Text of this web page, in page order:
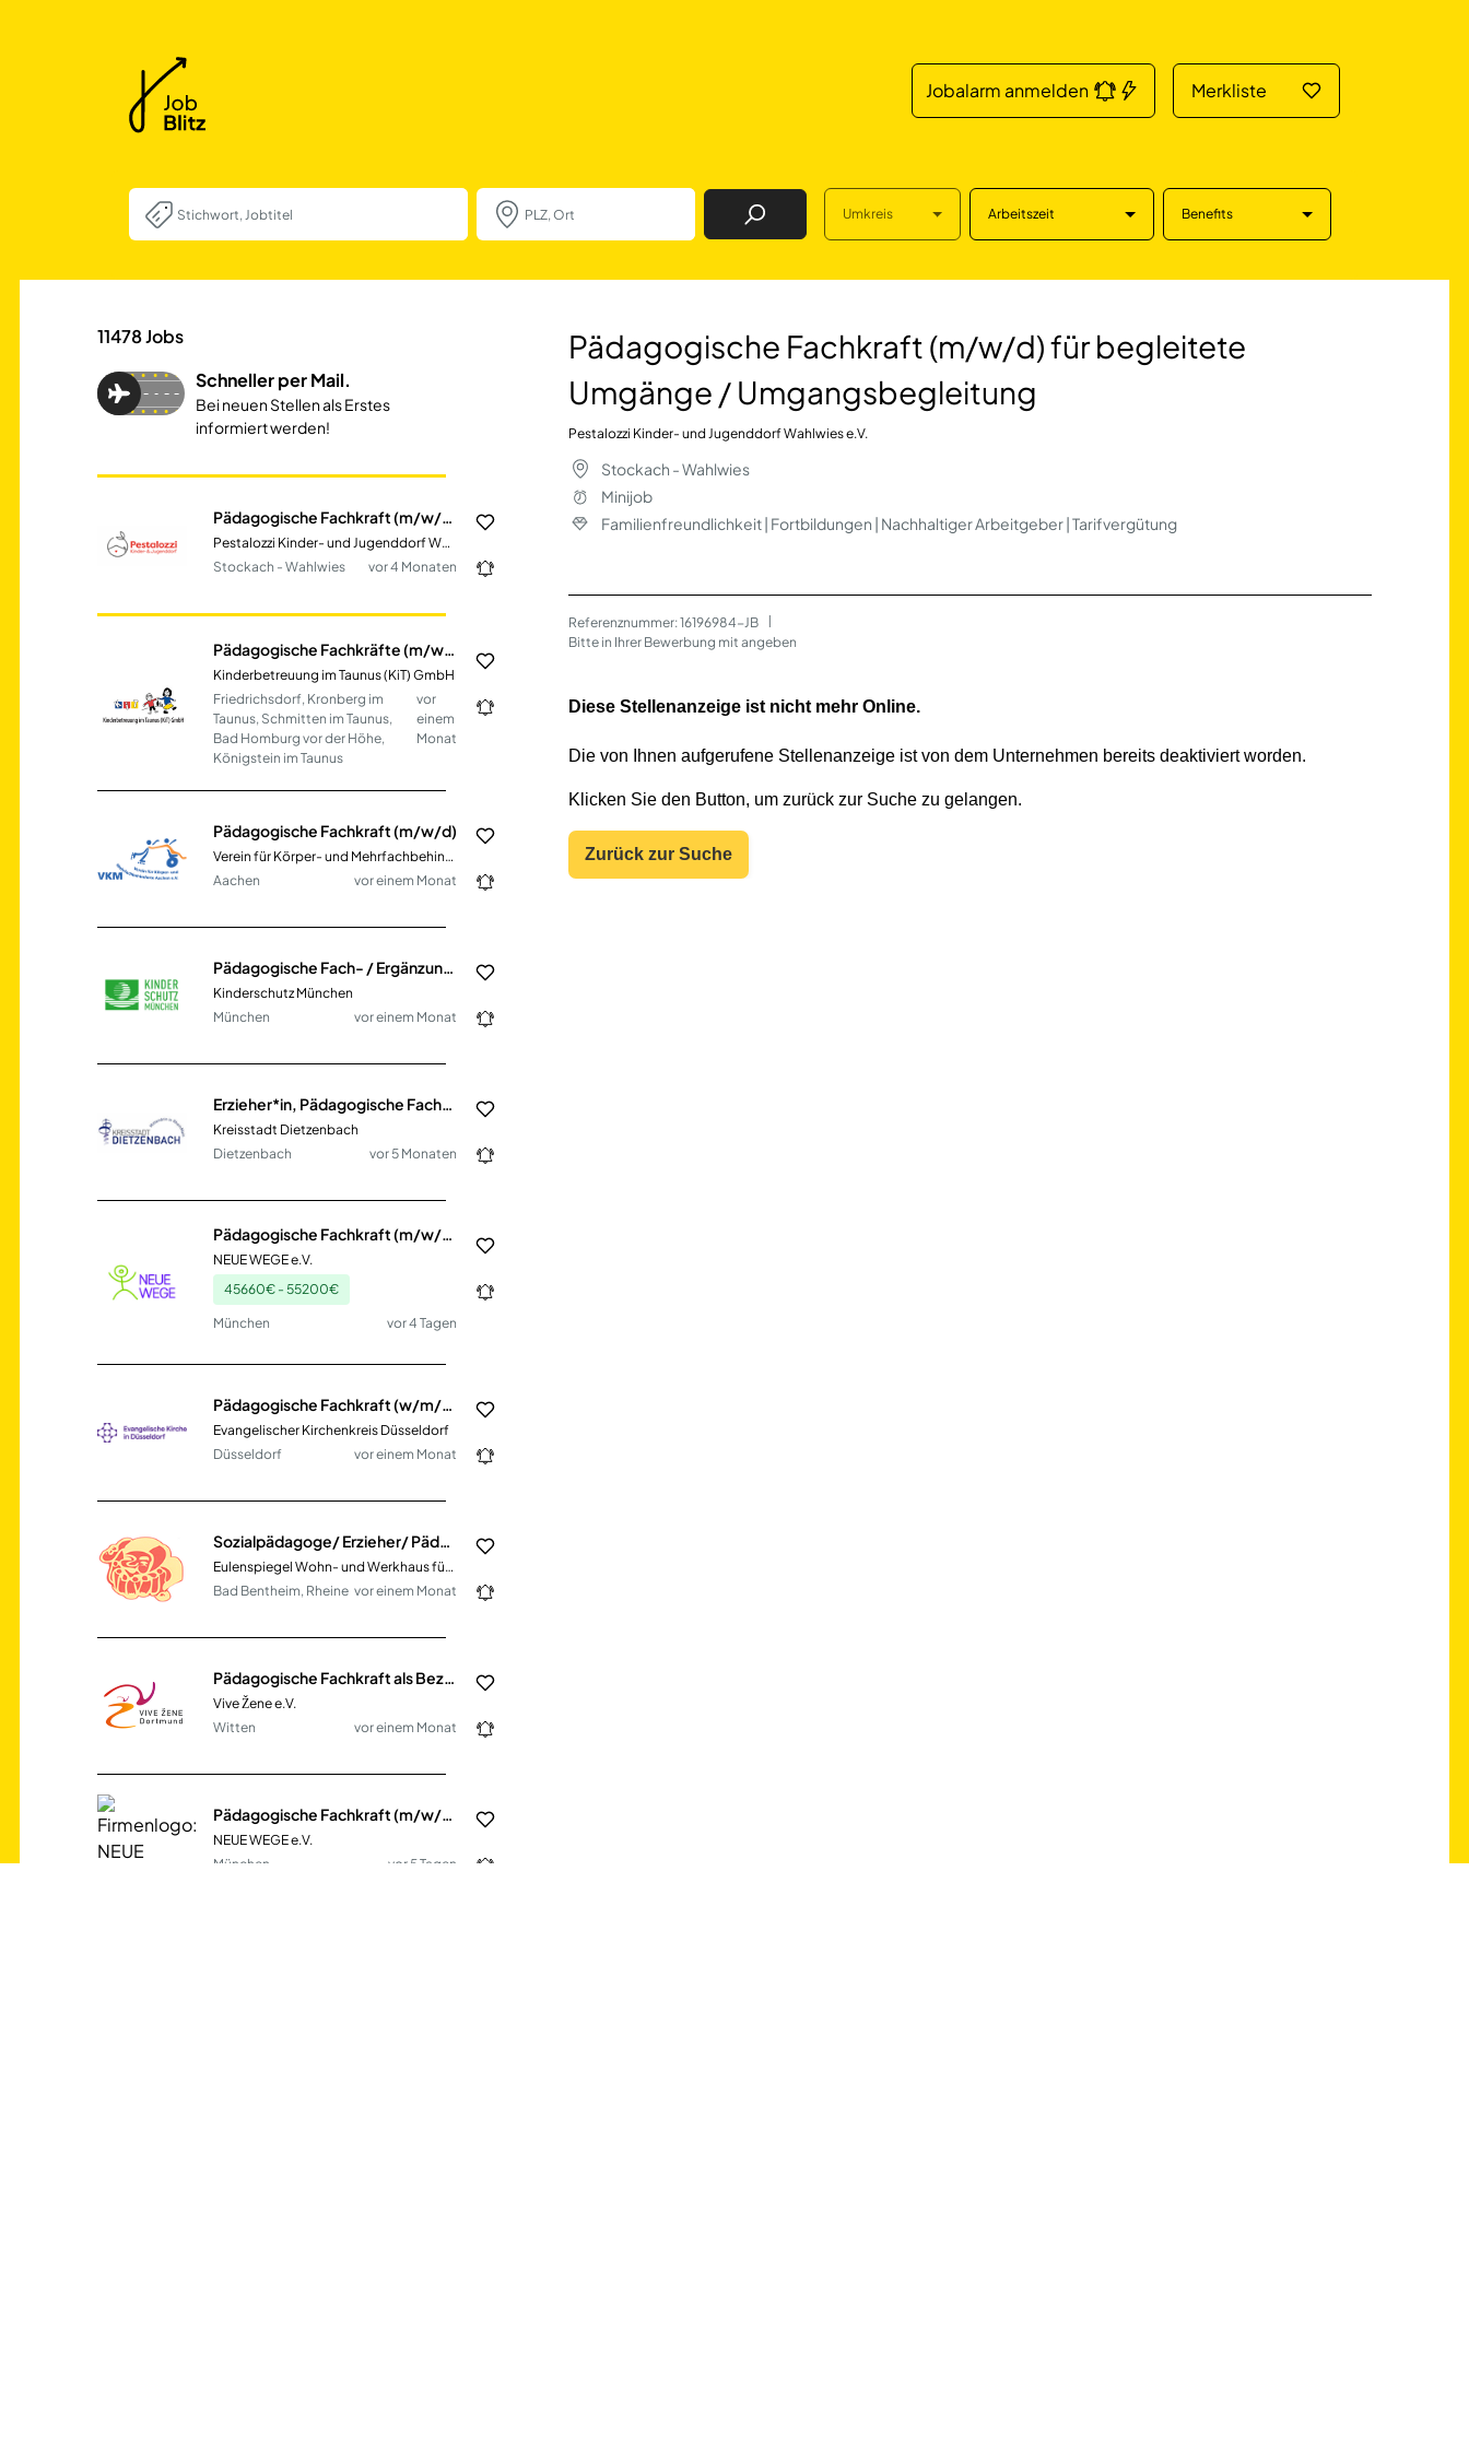
Jobalarm anmelden Merkliste
Job Finden Umkreis Arbeitszeit Benefits
Pädagogische Fachkraft (m/w/d) für begleitete
11478Jobs
Schneller per Mail.
Bei neuen Stellen als Erstes
informiert werden!
Pädagogische Fachkraft (m/w/d) für begleitete Umgänge / Umgangsbegleitung
Pestalozzi Kinder- und Jugenddorf Wahlwies e.V.
Stockach - Wahlwies
vor 4 Monaten
Pädagogische Fachkräfte (m/w/d) in Teilzeit
Kinderbetreuung im Taunus (KiT) GmbH
Friedrichsdorf, Kronberg im
Taunus, Schmitten im Taunus,
Bad Homburg vor der Höhe,
Königstein im Taunus
vor
einem
Monat
Pädagogische Fachkraft (m/w/d)
Verein für Körper- und Mehrfachbehinderte e.V.
Aachen
vor einem Monat
Pädagogische Fach- / Ergänzungskraft (m/w/d) Teilzeit
Kinderschutz München
München
vor einem Monat
Erzieher*in, Pädagogische Fachkraft und Fachkraft zur Mitarbeit (m/w/d) Vollzeit / Teilzeit
Kreisstadt Dietzenbach
Dietzenbach
vor 5 Monaten
Pädagogische Fachkraft (m/w/d) in Teil- oder Vollzeit für ISE24
NEUE WEGE e.V.
45660€ - 55200€
München vor 4 Tagen
Pädagogische Fachkraft (w/m/d) Vollzeit/Teilzeit
Evangelischer Kirchenkreis Düsseldorf
Düsseldorf
vor einem Monat
Sozialpädagoge/ Erzieher/ Pädagogische Fachkraft (m/w/d)
Eulenspiegel Wohn- und Werkhaus für Kinder und Jugendliche e.V.
Bad Bentheim, Rheine vor einem Monat
Pädagogische Fachkraft als Bezugsbetreuerin (m/w/d) (Vollzeit oder Teilzeit)
Vive Žene e.V.
Witten
vor einem Monat
Pädagogische Fachkraft (m/w/d) in Teil- oder Vollzeit für ISE24
NEUE WEGE e.V.
München
vor 5 Tagen
Pädagogische Fachkraft (m/w/d) für begleitete
Umgänge / Umgangsbegleitung
Pestalozzi Kinder- und Jugenddorf Wahlwies e.V.
Stockach - Wahlwies
Minijob
Familienfreundlichkeit | Fortbildungen | Nachhaltiger Arbeitgeber | Tarifvergütung
Referenznummer: 16196984-JB
Bitte in Ihrer Bewerbung mit angeben